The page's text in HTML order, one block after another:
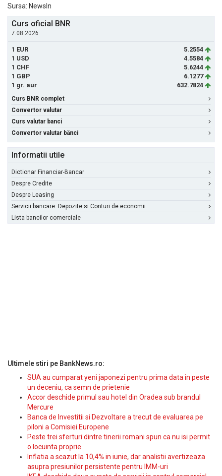
Sursa: NewsIn
Curs oficial BNR
7.08.2026
1 EUR
5.2554
1 USD
4.5584
1 CHF
5.6244
1 GBP
6.1277
1 gr. aur
632.7824
Curs BNR complet
Convertor valutar
Curs valutar banci
Convertor valutar bănci
Informatii utile
Dictionar Financiar-Bancar
Despre Credite
Despre Leasing
Servicii bancare: Depozite si Conturi de economii
Lista bancilor comerciale
Ultimele stiri pe BankNews.ro:
SUA au cumparat yeni japonezi pentru prima data in peste
un deceniu, ca semn de prietenie
Accor deschide primul sau hotel din Oradea sub brandul
Mercure
Banca de Investitii si Dezvoltare a trecut de evaluarea pe
piloni a Comisiei Europene
Peste trei sferturi dintre tinerii romani spun ca nu isi permit
o locuinta proprie
Inflatia a scazut la 10,4% in iunie, dar analistii avertizeaza
asupra presiunilor persistente pentru IMM-uri